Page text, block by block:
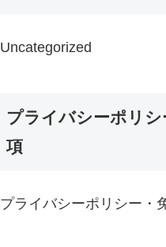
Uncategorized
プライバシーポリシ
項
プライバシーポリシー・